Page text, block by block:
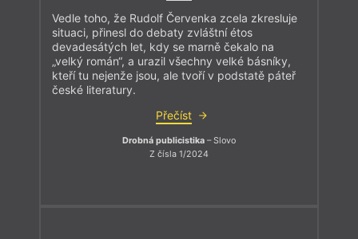
Vedle toho, že Rudolf Červenka zcela zkresluje
situaci, přinesl do debaty zvláštní étos
devadesátých let, kdy se marně čekalo na
„velký román“, a urazil všechny velké básníky,
kteří tu nejenže jsou, ale tvoří v podstatě páteř
české literatury.
Přečíst
Drobná publicistika – Slovo
Z čísla 1/2024